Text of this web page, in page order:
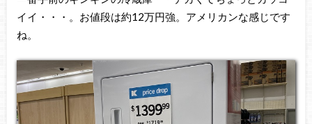
イイ・・・。お値段は約12万円強。アメリカンな感じです
ね。